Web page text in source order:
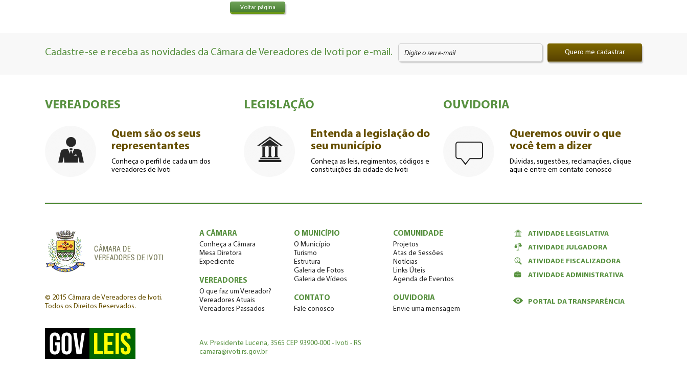
Voltar página
Cadastre-se e receba as novidades da Câmara de Vereadores de Ivoti por e-mail. Quero me cadastrar
VEREADORES
Quem são os seus
representantes
Conheça o perfil de cada um dos
vereadores de Ivoti
LEGISLAÇÃO
Entenda a legislação do
seu município
Conheça as leis, regimentos, códigos e
constituições da cidade de Ivoti
OUVIDORIA
Queremos ouvir o que
você tem a dizer
Dúvidas, sugestões, reclamações, clique
aqui e entre em contato conosco
© 2015 Câmara de Vereadores de Ivoti.
Todos os Direitos Reservados.
A CÂMARA
Conheça a Câmara
Mesa Diretora
Expediente
VEREADORES
O que faz um Vereador?
Vereadores Atuais
Vereadores Passados
O MUNICÍPIO
O Município
Turismo
Estrutura
Galeria de Fotos
Galeria de Vídeos
CONTATO
Fale conosco
COMUNIDADE
Projetos
Atas de Sessões
Notícias
Links Úteis
Agenda de Eventos
OUVIDORIA
Envie uma mensagem
ATIVIDADE LEGISLATIVA
ATIVIDADE JULGADORA
ATIVIDADE FISCALIZADORA
ATIVIDADE ADMINISTRATIVA
PORTAL DA TRANSPARÊNCIA
Av. Presidente Lucena, 3565 CEP 93900-000 - Ivoti - RS
camara@ivoti.rs.gov.br